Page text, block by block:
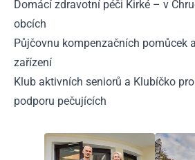
Domácí zdravotní péči Kirké – v
obcích
Půjčovnu kompenzačních pomůcek
zařízení
Klub aktivních seniorů a Klubíčko
podporu pečujících